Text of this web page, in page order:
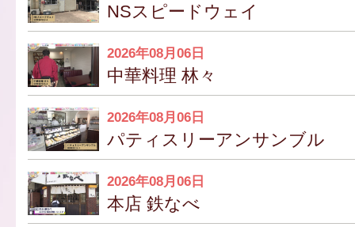
NSスピードウェイ
2026年08月06日
中華料理 林々
2026年08月06日
パティスリーアンサンブル
2026年08月06日
本店 鉄なべ